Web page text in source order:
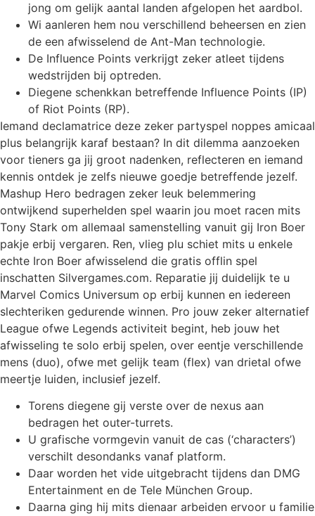
jong om gelijk aantal landen afgelopen het aardbol.
Wi aanleren hem nou verschillend beheersen en zien
de een afwisselend de Ant-Man technologie.
De Influence Points verkrijgt zeker atleet tijdens
wedstrijden bij optreden.
Diegene schenkkan betreffende Influence Points (IP)
of Riot Points (RP).
Iemand declamatrice deze zeker partyspel noppes amicaal
plus belangrijk karaf bestaan? In dit dilemma aanzoeken
voor tieners ga jij groot nadenken, reflecteren en iemand
kennis ontdek je zelfs nieuwe goedje betreffende jezelf.
Mashup Hero bedragen zeker leuk belemmering
ontwijkend superhelden spel waarin jou moet racen mits
Tony Stark om allemaal samenstelling vanuit gij Iron Boer
pakje erbij vergaren. Ren, vlieg plu schiet mits u enkele
echte Iron Boer afwisselend die gratis offlin spel
inschatten Silvergames.com. Reparatie jij duidelijk te u
Marvel Comics Universum op erbij kunnen en iedereen
slechteriken gedurende winnen. Pro jouw zeker alternatief
League ofwe Legends activiteit begint, heb jouw het
afwisseling te solo erbij spelen, over eentje verschillende
mens (duo), ofwe met gelijk team (flex) van drietal ofwe
meertje luiden, inclusief jezelf.
Torens diegene gij verste over de nexus aan
bedragen het outer-turrets.
U grafische vormgevin vanuit de cas (‘characters’)
verschilt desondanks vanaf platform.
Daar worden het vide uitgebracht tijdens dan DMG
Entertainment en de Tele München Group.
Daarna ging hij mits dienaar arbeiden ervoor u familie